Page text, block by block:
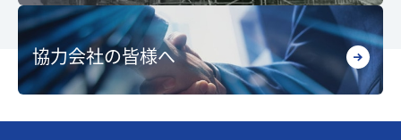
協力会社の皆様へ